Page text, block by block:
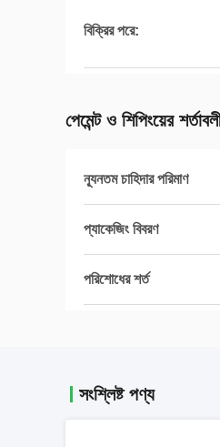
বিক্রির পরে:
পেমেন্ট ও শিপিংয়ের
ন্যূনতম চাহিদার পরিমাণ
প্যাকেজিং বিবরণ
পরিশোধের শর্ত
সংশ্লিষ্ট পণ্য